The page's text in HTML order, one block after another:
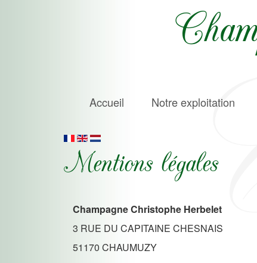
Accueil Notre exploitation
Mentions légales
Champagne Christophe Herbelet
3 RUE DU CAPITAINE CHESNAIS
51170 CHAUMUZY